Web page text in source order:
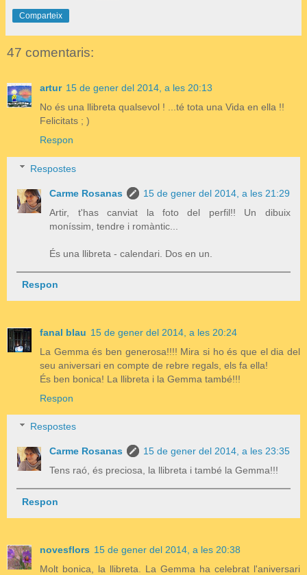
Comparteix
47 comentaris:
artur 15 de gener del 2014, a les 20:13
No és una llibreta qualsevol ! ...té tota una Vida en ella !!
Felicitats ; )
Respon
Respostes
Carme Rosanas
15 de gener del 2014, a les 21:29
Artir, t'has canviat la foto del perfil!! Un dibuix
moníssim, tendre i romàntic...
És una llibreta - calendari. Dos en un.
Respon
fanal blau 15 de gener del 2014, a les 20:24
La Gemma és ben generosa!!!! Mira si ho és que el dia del
seu aniversari en compte de rebre regals, els fa ella!
És ben bonica! La llibreta i la Gemma també!!!
Respon
Respostes
Carme Rosanas
15 de gener del 2014, a les 23:35
Tens raó, és preciosa, la llibreta i també la Gemma!!!
Respon
novesflors 15 de gener del 2014, a les 20:38
Molt bonica, la llibreta. La Gemma ha celebrat l'aniversari